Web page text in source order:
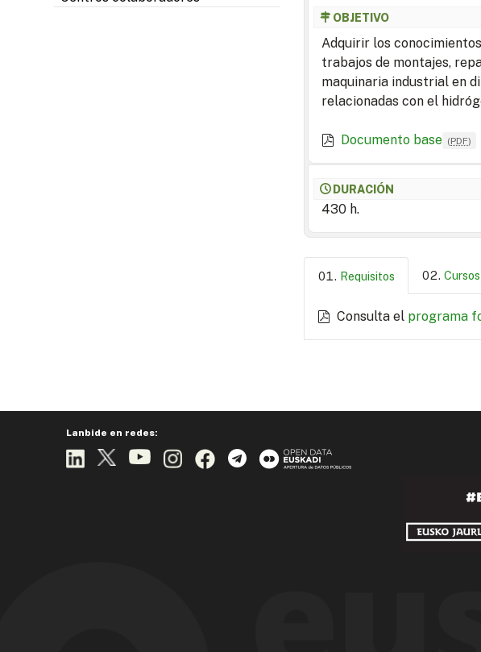
OBJETIVO
Adquirir los
trabajos de montajes,
maquinaria industrial en
relacionadas con el
Documento base (PDF)
DURACIÓN
430 h.
Requisitos Cursos
Consulta el programa
Lanbide en redes: